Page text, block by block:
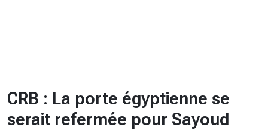
CRB : La porte égyptienne se
serait refermée pour Sayoud